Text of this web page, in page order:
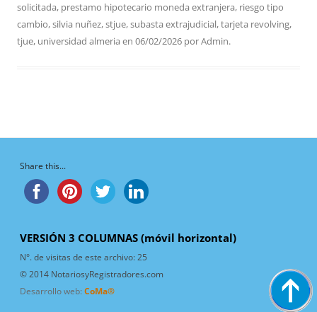
solicitada, prestamo hipotecario moneda extranjera, riesgo tipo
cambio,silvia nuñez,stjue,subasta extrajudicial,tarjeta revolving,
tjue, universidad almeria en 06/02/2026 porAdmin.
Share this...
VERSIÓN 3 COLUMNAS (móvil horizontal)
N°. de visitas de este archivo:25
© 2014 NotariosyRegistradores.com
Desarrollo web: CoMa®